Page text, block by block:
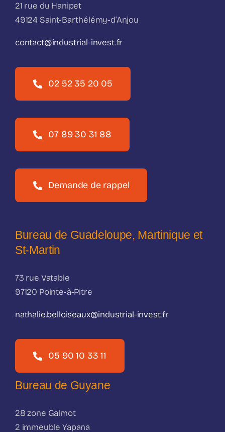
21 rue du Hanipet
49124 Saint-Barthélémy-d’Anjou
contact@industrial-invest.fr
02 52 35 20 05
07 89 30 31 88
Demande de rappel
Bureau de Guadeloupe, Martinique et
St-Martin
73 rue Vatable
97120 Pointe-à-Pitre
nathalie.belloiseaux@industrial-invest.fr
05 90 10 33 11
Bureau de Guyane
28 zone Galmot
2 immeuble Yapana